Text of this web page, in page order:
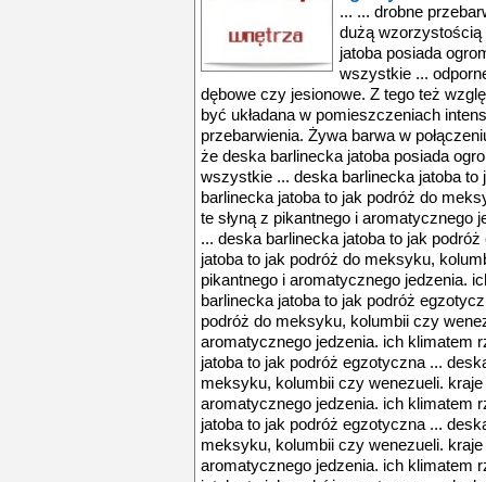
... ... drobne
dużą wzorzystością
jatoba posiada
wszystkie ...
dębowe czy jesionowe. Z tego też
być układana w pomieszczeniach
przebarwienia. Żywa barwa w
że deska barlinecka jatoba posiada
wszystkie ... deska barlinecka jatoba
barlinecka jatoba to jak podróż do
te słyną z pikantnego i aromatycznego
... deska barlinecka jatoba to jak
jatoba to jak podróż do meksyku,
pikantnego i aromatycznego jedzenia.
barlinecka jatoba to jak podróż
podróż do meksyku, kolumbii czy
aromatycznego jedzenia. ich klimatem
jatoba to jak podróż egzotyczna ...
meksyku, kolumbii czy wenezueli. kraje
aromatycznego jedzenia. ich klimatem
jatoba to jak podróż egzotyczna ...
meksyku, kolumbii czy wenezueli. kraje
aromatycznego jedzenia. ich klimatem